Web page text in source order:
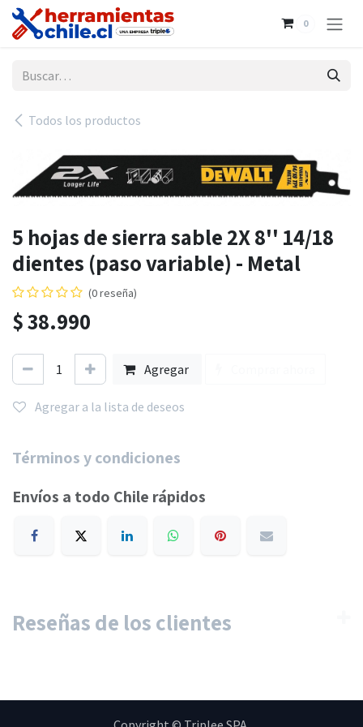
Ir al contenido
0
Todos los productos
5 hojas de sierra sable 2X 8'' 14/18
dientes (paso variable) - Metal
(0 reseña)
$38.990
Agregar
Agregar a la lista de deseos
Términos y condiciones
Envíos a todo Chile rápidos
Reseñas de los clientes